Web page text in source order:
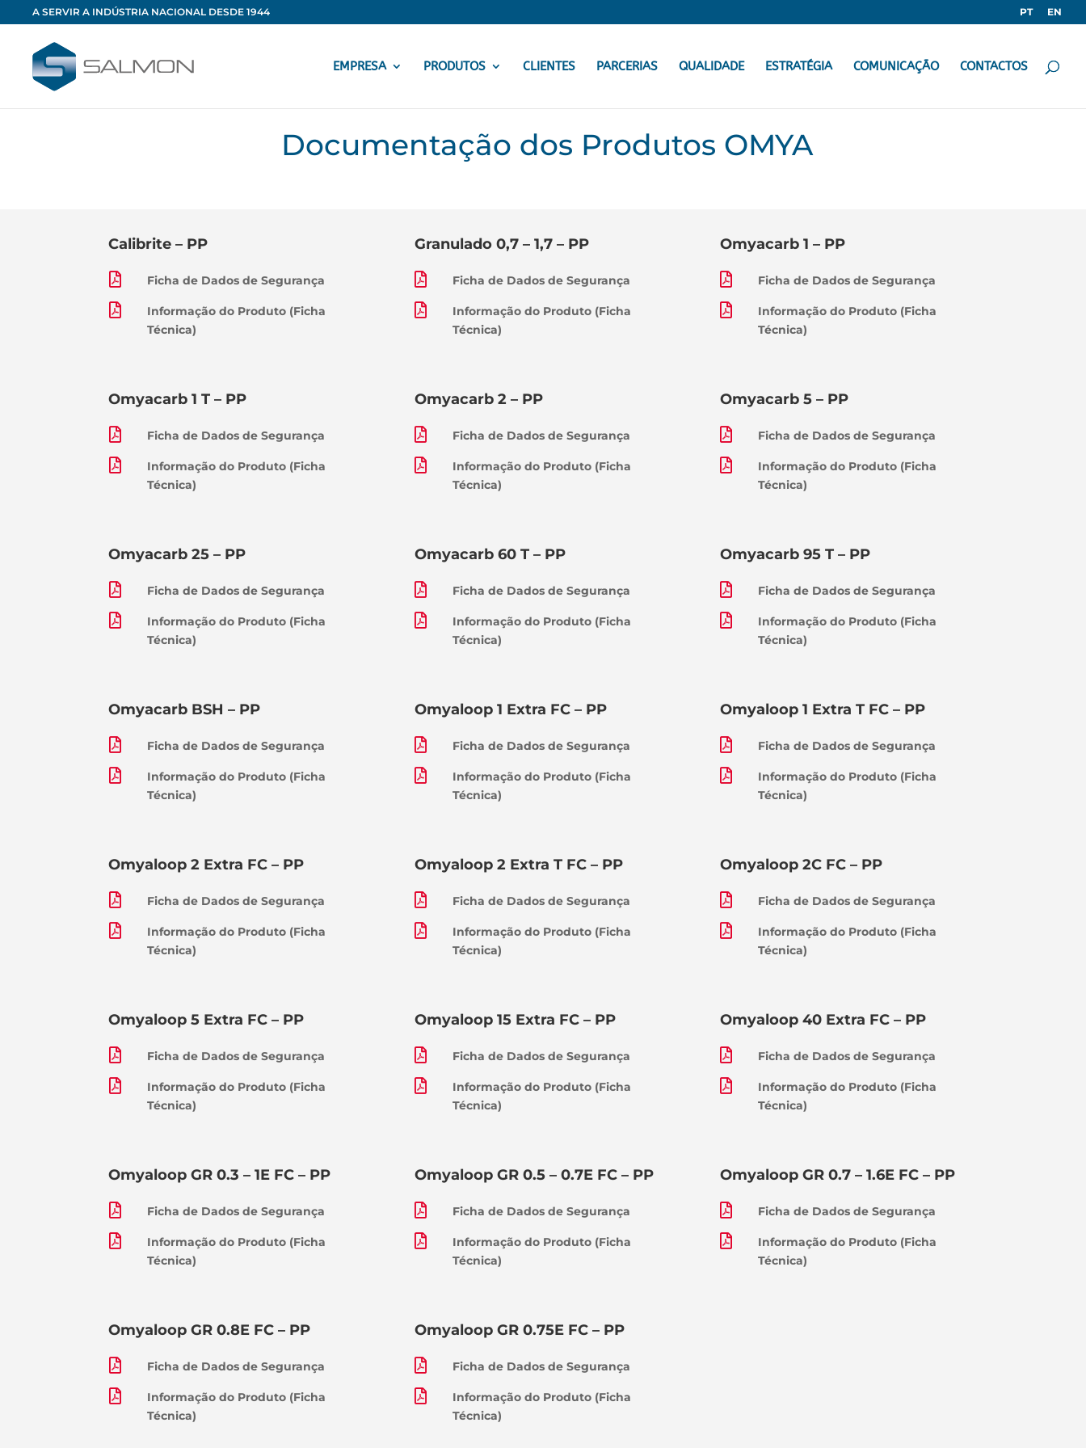
A SERVIR A INDÚSTRIA NACIONAL DESDE 1944 PT EN
EMPRESA PRODUTOS CLIENTES PARCERIAS QUALIDADE ESTRATÉGIA COMUNICAÇÃO CONTACTOS
Documentação dos Produtos OMYA
Calibrite – PP
 Ficha de Dados de Segurança

Informação do Produto (Ficha
Técnica)
Granulado 0,7 – 1,7 – PP
 Ficha de Dados de Segurança

Informação do Produto (Ficha
Técnica)
Omyacarb 1 – PP
 Ficha de Dados de Segurança

Informação do Produto (Ficha
Técnica)
Omyacarb 1 T – PP
 Ficha de Dados de Segurança

Informação do Produto (Ficha
Técnica)
Omyacarb 2 – PP
 Ficha de Dados de Segurança

Informação do Produto (Ficha
Técnica)
Omyacarb 5 – PP
 Ficha de Dados de Segurança

Informação do Produto (Ficha
Técnica)
Omyacarb 25 – PP
 Ficha de Dados de Segurança

Informação do Produto (Ficha
Técnica)
Omyacarb 60 T – PP
 Ficha de Dados de Segurança

Informação do Produto (Ficha
Técnica)
Omyacarb 95 T – PP
 Ficha de Dados de Segurança

Informação do Produto (Ficha
Técnica)
Omyacarb BSH – PP
 Ficha de Dados de Segurança

Informação do Produto (Ficha
Técnica)
Omyaloop 1 Extra FC – PP
 Ficha de Dados de Segurança

Informação do Produto (Ficha
Técnica)
Omyaloop 1 Extra T FC – PP
 Ficha de Dados de Segurança

Informação do Produto (Ficha
Técnica)
Omyaloop 2 Extra FC – PP
 Ficha de Dados de Segurança

Informação do Produto (Ficha
Técnica)
Omyaloop 2 Extra T FC – PP
 Ficha de Dados de Segurança

Informação do Produto (Ficha
Técnica)
Omyaloop 2C FC – PP
 Ficha de Dados de Segurança

Informação do Produto (Ficha
Técnica)
Omyaloop 5 Extra FC – PP
 Ficha de Dados de Segurança

Informação do Produto (Ficha
Técnica)
Omyaloop 15 Extra FC – PP
 Ficha de Dados de Segurança

Informação do Produto (Ficha
Técnica)
Omyaloop 40 Extra FC – PP
 Ficha de Dados de Segurança

Informação do Produto (Ficha
Técnica)
Omyaloop GR 0.3 – 1E FC – PP
 Ficha de Dados de Segurança

Informação do Produto (Ficha
Técnica)
Omyaloop GR 0.5 – 0.7E FC – PP
 Ficha de Dados de Segurança

Informação do Produto (Ficha
Técnica)
Omyaloop GR 0.7 – 1.6E FC – PP
 Ficha de Dados de Segurança

Informação do Produto (Ficha
Técnica)
Omyaloop GR 0.8E FC – PP
 Ficha de Dados de Segurança

Informação do Produto (Ficha
Técnica)
Omyaloop GR 0.75E FC – PP
 Ficha de Dados de Segurança

Informação do Produto (Ficha
Técnica)